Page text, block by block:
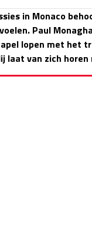
in Monaco
Paul
lopen met het
van zich horen